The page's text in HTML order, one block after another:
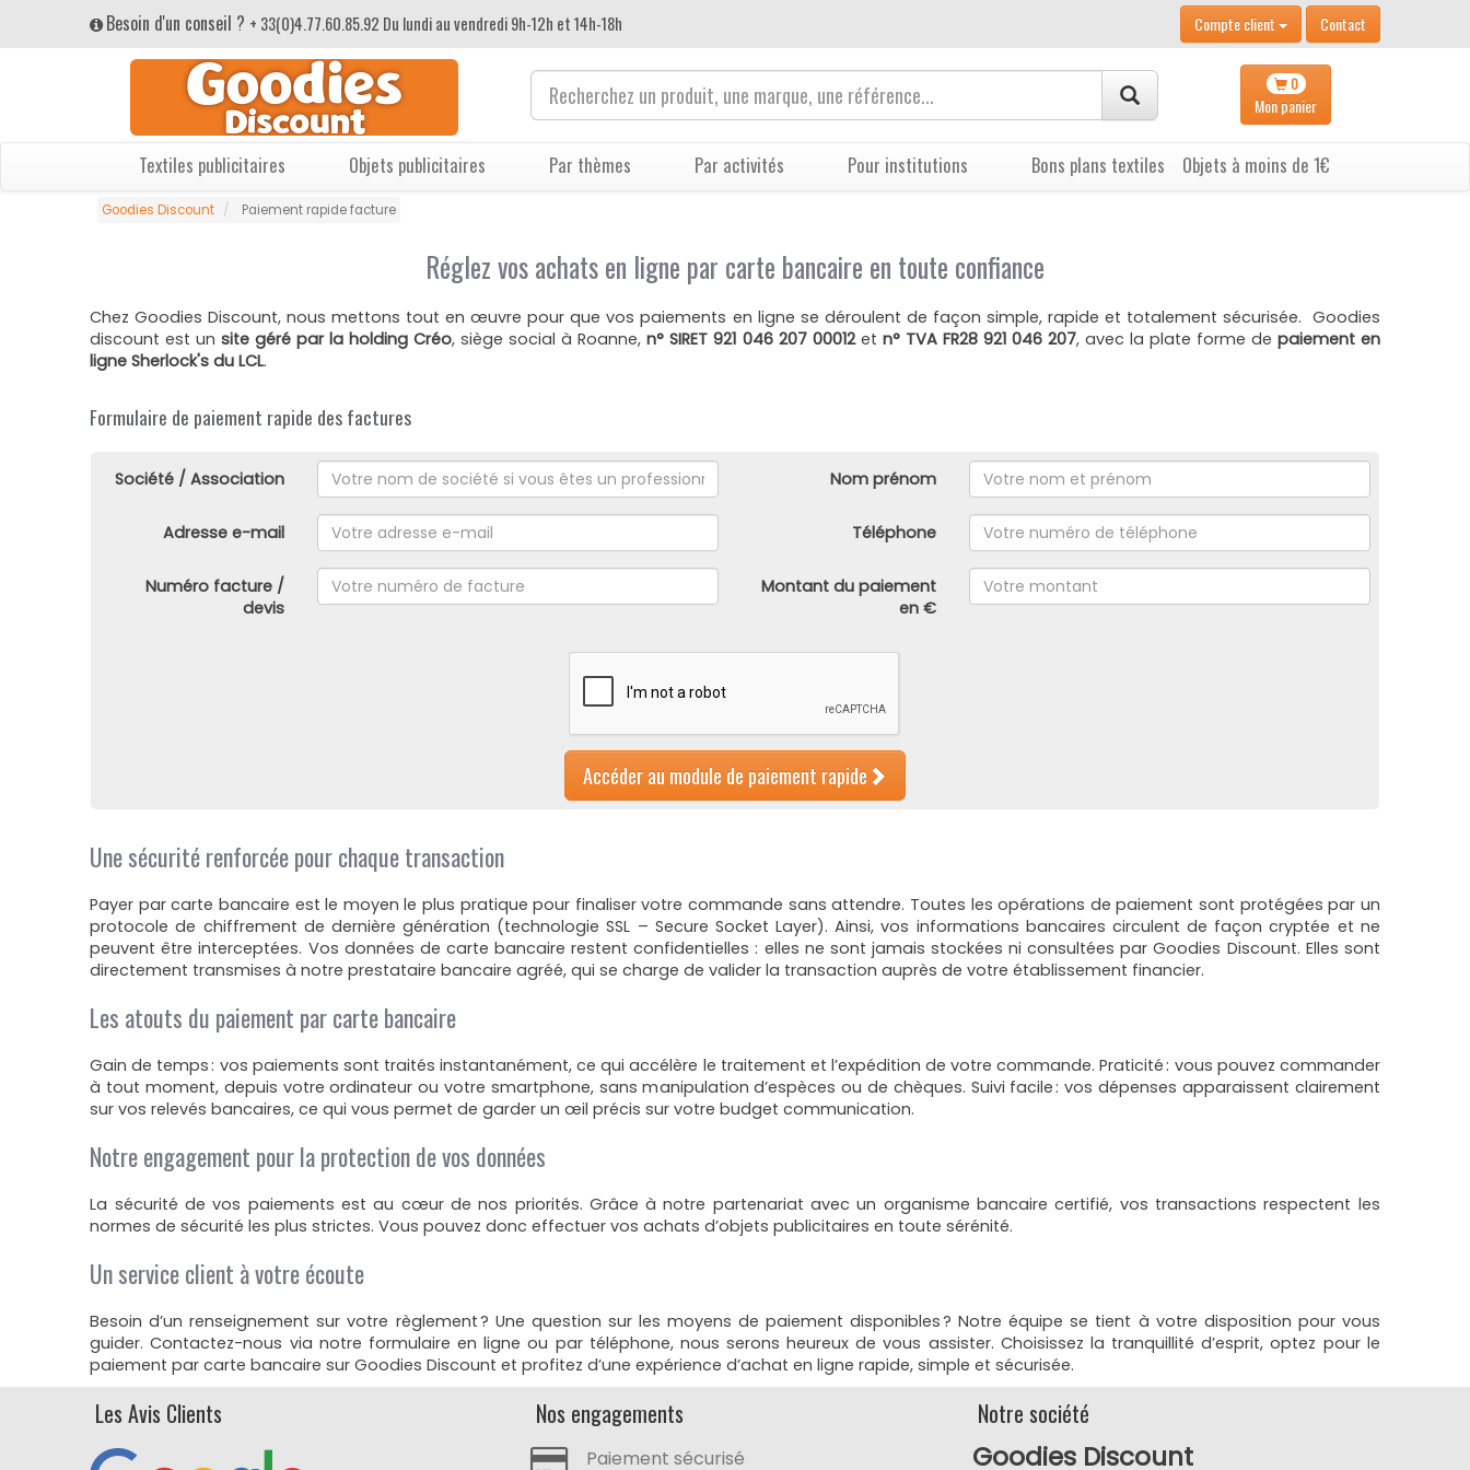
Besoin d'un conseil ? + 33(0)4.77.60.85.92 Du lundi au vendredi 9h-12h et 14h-18h Compte client Contact
0
Monpanier
Textiles publicitaires Objets publicitaires Par thèmes Par activités Pour institutions Bons plans textiles Objets à moins de 1€
Goodies Discount Paiement rapide facture
Réglez vos achats en ligne par carte bancaire en toute confiance
Chez Goodies Discount, nous mettons tout en œuvre pour que vos paiements en ligne se déroulent de façon simple, rapide et totalement sécurisée. Goodies
discount est unsite géré par la holding Créo, siège social à Roanne,n° SIRET 921 046 207 00012et n° TVA FR28 921 046 207, avec la plate forme de paiement en
ligne Sherlock's du LCL.
Formulaire de paiement rapide des factures
Société / Association Nom prénom
Adresse e-mail Téléphone
Numéro facture /
devis
Montant du paiement
en €
Accéder au module de paiement rapide
Une sécurité renforcée pour chaque transaction
Payer par carte bancaire est le moyen le plus pratique pour finaliser votre commande sans attendre. Toutes les opérations de paiement sont protégées par un
protocole de chiffrement de dernière génération (technologie SSL – Secure Socket Layer). Ainsi, vos informations bancaires circulent de façon cryptée et ne
peuvent être interceptées. Vos données de carte bancaire restent confidentielles : elles ne sont jamais stockées ni consultées par Goodies Discount. Elles sont
directement transmises à notre prestataire bancaire agréé, qui se charge de valider la transaction auprès de votre établissement financier.
Les atouts du paiement par carte bancaire
Gain de temps : vos paiements sont traités instantanément, ce qui accélère le traitement et l’expédition de votre commande. Praticité : vous pouvez commander
à tout moment, depuis votre ordinateur ou votre smartphone, sans manipulation d’espèces ou de chèques. Suivi facile : vos dépenses apparaissent clairement
sur vos relevés bancaires, ce qui vous permet de garder un œil précis sur votre budget communication.
Notre engagement pour la protection de vos données
La sécurité de vos paiements est au cœur de nos priorités. Grâce à notre partenariat avec un organisme bancaire certifié, vos transactions respectent les
normes de sécurité les plus strictes. Vous pouvez donc effectuer vos achats d’objets publicitaires en toute sérénité.
Un service client à votre écoute
Besoin d’un renseignement sur votre règlement ? Une question sur les moyens de paiement disponibles ? Notre équipe se tient à votre disposition pour vous
guider. Contactez-nous via notre formulaire en ligne ou par téléphone, nous serons heureux de vous assister. Choisissez la tranquillité d’esprit, optez pour le
paiement par carte bancaire sur Goodies Discount et profitez d’une expérience d’achat en ligne rapide, simple et sécurisée.
Les Avis Clients Nos engagements
Paiement sécurisé
Notre société
Goodies Discount